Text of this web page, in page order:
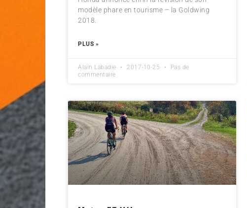
modèle phare en tourisme – la Goldwing
2018.
PLUS »
Alain Labadie 2017-10-25
Pas de
commentaire